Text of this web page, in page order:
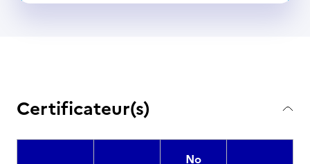
Certificateur(s)
No